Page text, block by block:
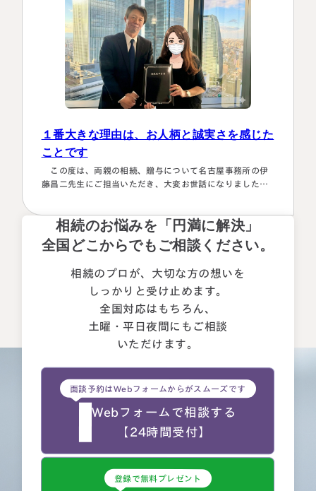
１番大きな理由は、お人柄と誠実さを感じた
ことです
この度は、両親の相続、贈与について名古屋事務所の伊
藤昌二先生にご担当いただき、大変お世話になりました。
ュートラルでした。 ②丁寧なご対応とわかりやすい説明で
した。 素人がわかりやすいように、わかるまで何度も教
えて下さいました。 ③お人柄と同様に、専門家として全面
相続のお悩みを「円満に解決」
全国どこからでもご相談ください。
相続のプロが、大切な方の想いを
しっかりと受け止めます。
全国対応はもちろん、
土曜・平日夜間にもご相談
いただけます。
面談予約はWebフォームからがスムーズです
Webフォームで相談する
【24時間受付】
登録で無料プレゼント